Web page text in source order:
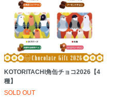
KOTORITACHI角缶チョコ2026【4
種】
SOLD OUT